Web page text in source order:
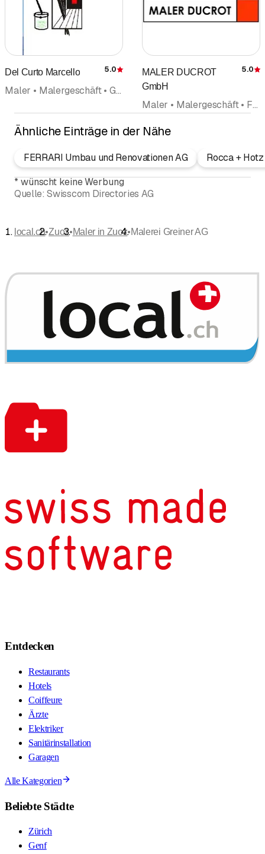
Del Curto Marcello Bewertung
5.0
Maler • Malergeschäft • Gipser • Gipsergeschäft • Renovation • Fassaden • Tapeten • Isolierung
MALER DUCROT
GmbH
5.0
Maler • Malergeschäft • Fassaden • Gipser • Gipsergeschäft
Ähnliche Einträge in der Nähe
FERRARI Umbau und Renovationen AG
Rocca + Hotz
* wünscht keine Werbung
Quelle: Swisscom Directories AG
local.ch•Zuoz•Maler in Zuoz•Malerei Greiner AG
Entdecken
Restaurants
Hotels
Coiffeure
Ärzte
Elektriker
Sanitärinstallation
Garagen
Alle Kategorien
Beliebte Städte
Zürich
Genf